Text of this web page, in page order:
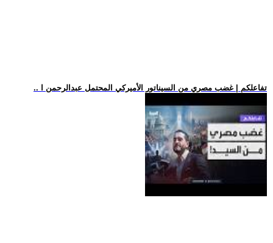
.. تفاعلكم | غضب مصري من السيناتور الأميركي المحتمل عبدالرحمن ا